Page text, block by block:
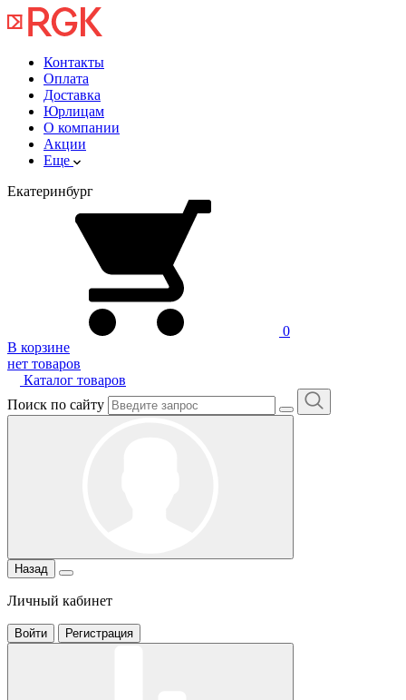
Контакты
Оплата
Доставка
Юрлицам
О компании
Акции
Еще
Екатеринбург
0
В корзине
нет товаров
Каталог товаров
Поиск по сайту
Назад
Личный кабинет
Войти Регистрация